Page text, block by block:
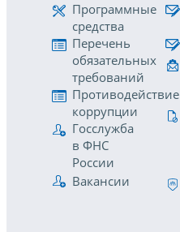
Программные
средства
Перечень
обязательных
требований
Противодействие
коррупции
Госслужба
в ФНС
России
Вакансии